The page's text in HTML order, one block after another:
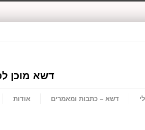
דשא מוכן
דשא – כתבות ומאמרים אודות